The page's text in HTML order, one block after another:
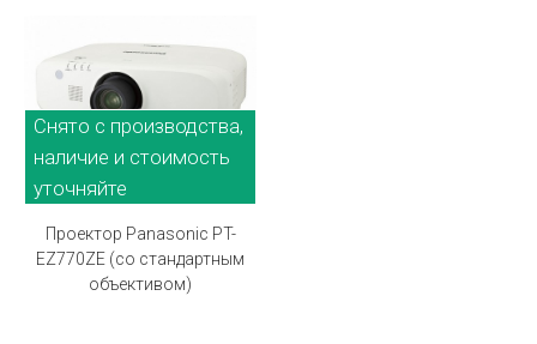
Снято с производства,
наличие и стоимость
уточняйте
Проектор Panasonic PT-
EZ770ZE (со стандартным
объективом)